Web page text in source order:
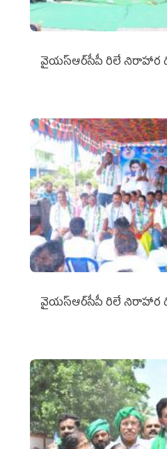
వైయ‌స్ఆర్‌సీపీ రిలే నిరాహార
వైయ‌స్ఆర్‌సీపీ రిలే నిరాహార